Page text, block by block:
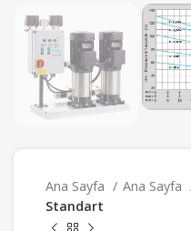
Ana Sayfa Ana Sayfa
Standart